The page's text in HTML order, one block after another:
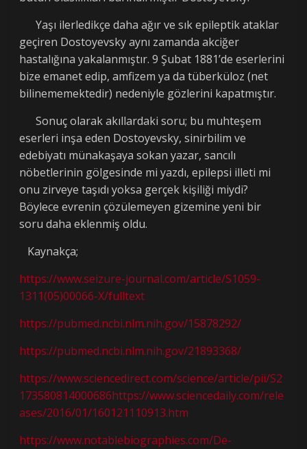
Yaşı ilerledikçe daha ağır ve sık epileptik ataklar
geçiren Dostoyevsky aynı zamanda akciğer
hastalığına yakalanmıştır. 9 Şubat 1881’de eserlerini
bize emanet edip, amfizem ya da tüberküloz (net
bilinememektedir) nedeniyle gözlerini kapatmıştır.
Sonuç olarak akıllardaki soru; bu muhteşem
eserleri inşa eden Dostoyevsky, sinirbilim ve
edebiyatı münakaşaya sokan yazar, sancılı
nöbetlerinin gölgesinde mi yazdı, epilepsi illeti mi
onu zirveye taşıdı yoksa gerçek kişiliği miydi?
Böylece evrenin çözülemeyen gizemine yeni bir
soru daha eklenmiş oldu.
Kaynakça;
https://www.seizure-journal.com/article/S1059-
1311(05)00066-X/fulltext
https://pubmed.ncbi.nlm.nih.gov/15878292/
https://pubmed.ncbi.nlm.nih.gov/21893368/
https://www.sciencedirect.com/science/article/pii/S2
173580814000686https://www.sciencedaily.com/rele
ases/2016/01/160121110913.htm
https://www.notablebiographies.com/De-